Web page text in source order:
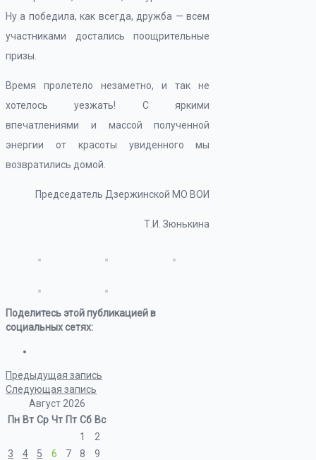
Ну а победила, как всегда, дружба — всем
участниками достались поощрительные
призы.
Время пролетело незаметно, и так не
хотелось уезжать! С яркими
впечатлениями и массой полученной
энергии от красоты увиденного мы
возвратились домой.
Председатель Дзержинской МО ВОИ
Т.И. Зюнькина
Поделитесь этой публикацией в
социальных сетях:
Предыдущая запись
Следующая запись
Август 2026
Пн Вт Ср Чт Пт Сб Вс
1
2
3
4 5 6 7 8
9